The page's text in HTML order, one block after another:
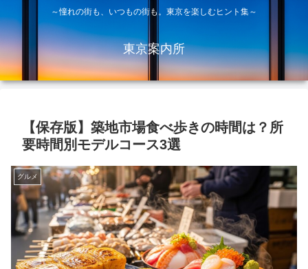
～憧れの街も、いつもの街も。東京を楽しむヒント集～
東京案内所
【保存版】築地市場食べ歩きの時間は？所
要時間別モデルコース3選
グルメ